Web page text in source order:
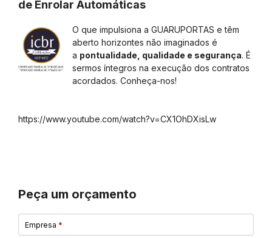
de Enrolar Automáticas
O que impulsiona a GUARUPORTAS e têm
aberto horizontes não imaginados é
a pontualidade, qualidade e segurança. É
sermos íntegros na execução dos contratos
acordados. Conheça-nos!
https://www.youtube.com/watch?v=CX1OhDXisLw
Peça um orçamento
Empresa *